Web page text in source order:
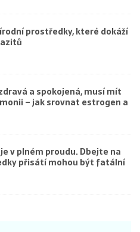
prostředky, které dokáží
a spokojená, musí mít
– jak srovnat estrogen a
v plném proudu. Dbejte na
přisátí mohou být fatální